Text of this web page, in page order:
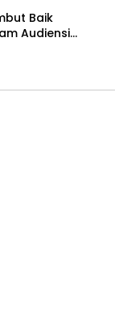
Baik
Audiensi